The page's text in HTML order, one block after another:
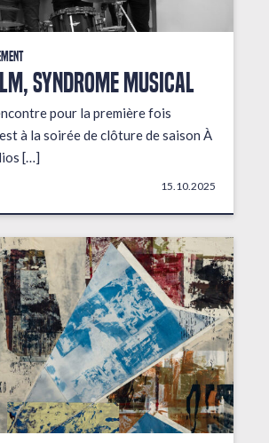
Syndrome musical
pour la première fois
à la soirée de clôture de saison À
[…]
15.10.2025